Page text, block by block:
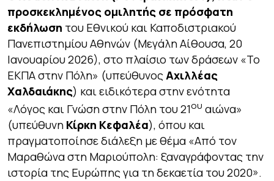
προσκεκλημένος ομιλητής σε πρόσφατη
εκδήλωση του Εθνικού και Καποδιστριακού
Πανεπιστημίου Αθηνών (Μεγάλη Αίθουσα, 20
Ιανουαρίου 2026), στο πλαίσιο των δράσεων «Το
ΕΚΠΑ στην Πόλη» (υπεύθυνοςΑχιλλέας
Χαλδαιάκης) και ειδικότερα στην ενότητα
«Λόγος και Γνώση στην Πόλη του 21ου αιώνα»
(υπεύθυνη Κίρκη Κεφαλέα), όπου και
πραγματοποίησε διάλεξη με θέμα «Από τον
Μαραθώνα στη Μαριούπολη: ξαναγράφοντας την
ιστορία της Ευρώπης για τη δεκαετία του 2020».